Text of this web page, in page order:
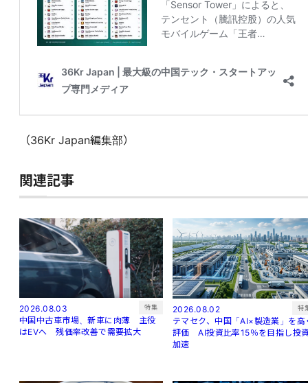
（36Kr Japan編集部）
関連記事
2026.08.03 特集
中国中古車市場、新車に肉薄 主役
はEVへ 残価率改善で需要拡大
2026.08.02 特
テマセク、中国「AI×製造業」を高
評価 AI投資比率15％を目指し投
加速